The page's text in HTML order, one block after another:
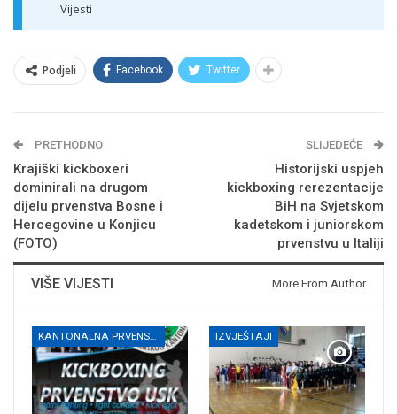
Vijesti
Podjeli Facebook Twitter
PRETHODNO
Krajiški kickboxeri
dominirali na drugom
dijelu prvenstva Bosne i
Hercegovine u Konjicu
(FOTO)
SLIJEDEĆE
Historijski uspjeh
kickboxing rerezentacije
BiH na Svjetskom
kadetskom i juniorskom
prvenstvu u Italiji
VIŠE VIJESTI More From Author
IZVJEŠTAJI